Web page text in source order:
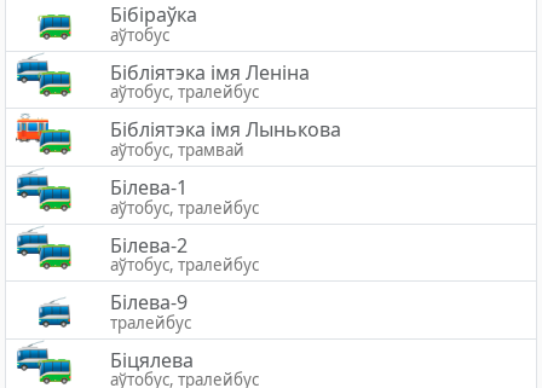
Бібіраўка
аўтобус
Бібліятэка імя Леніна
аўтобус, тралейбус
Бібліятэка імя Лынькова
аўтобус, трамвай
Білева-1
аўтобус, тралейбус
Білева-2
аўтобус, тралейбус
Білева-9
тралейбус
Біцялева
аўтобус, тралейбус